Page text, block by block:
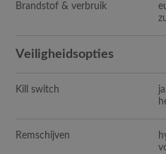
Brandstof & verbruik
Veiligheidsopties
Kill switch
Remschijven